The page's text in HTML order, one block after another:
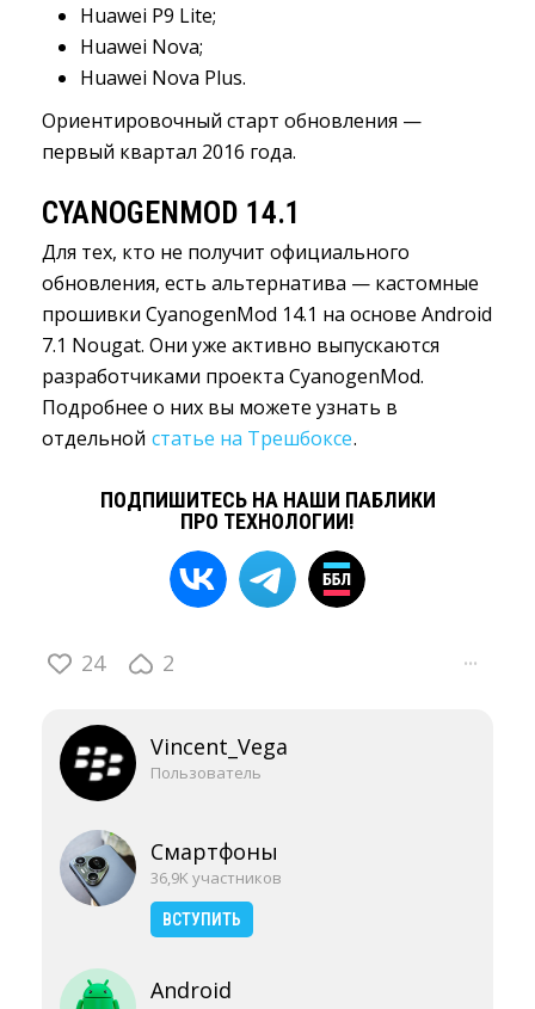
Huawei P9 Lite;
Huawei Nova;
Huawei Nova Plus.
Ориентировочный старт обновления —
первый квартал 2016 года.
CYANOGENMOD 14.1
Для тех, кто не получит официального
обновления, есть альтернатива — кастомные
прошивки CyanogenMod 14.1 на основе Android
7.1 Nougat. Они уже активно выпускаются
разработчиками проекта CyanogenMod.
Подробнее о них вы можете узнать в
отдельной статье на Трешбоксе.
ПОДПИШИТЕСЬ НА НАШИ ПАБЛИКИ
ПРО ТЕХНОЛОГИИ!
24 2 ···
Vincent_Vega
Пользователь
Смартфоны
36,9K участников
ВСТУПИТЬ
Android